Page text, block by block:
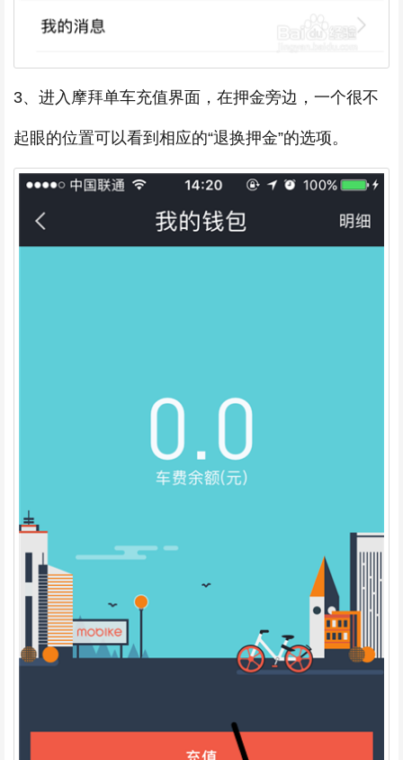
3、进入摩拜单车充值界面，在押金旁边，一个很不
起眼的位置可以看到相应的“退换押金”的选项。